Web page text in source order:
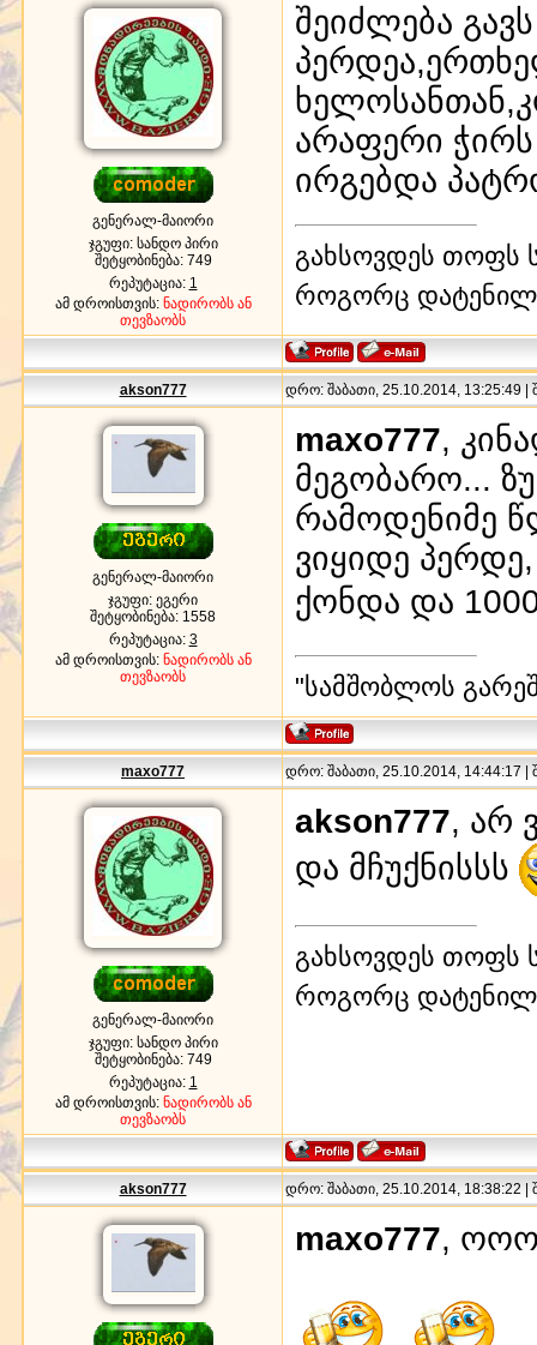
გენერალ-მაიორი
ჯგუფი: სანდო პირი
შეტყობინება: 749
რეპუტაცია: 1
ამ დროისთვის: ნადირობს ან
თევზაობს
შეიძლება
არაფერი
ირგებდა
გახსოვდეს თოფს
როგორც
akson777 დრო: შაბათი, 25.10.2014, 13:25:49 |
გენერალ-მაიორი
ჯგუფი: ეგერი
შეტყობინება: 1558
რეპუტაცია: 3
ამ დროისთვის: ნადირობს ან
თევზაობს
maxo777,
მეგობარო...
რამოდენიმე
ვიყიდე
ქონდა და
"სამშობლოს
maxo777 დრო: შაბათი, 25.10.2014, 14:44:17 |
გენერალ-მაიორი
ჯგუფი: სანდო პირი
შეტყობინება: 749
რეპუტაცია: 1
ამ დროისთვის: ნადირობს ან
თევზაობს
akson777, არ
და მჩუქნისსს
გახსოვდეს თოფს
როგორც
akson777 დრო: შაბათი, 25.10.2014, 18:38:22 |
maxo777, ოოო